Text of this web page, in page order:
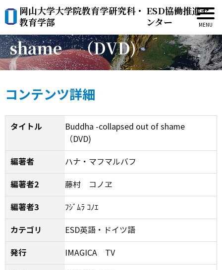
岡山大学大学院教育学研究科・
教育学部
ESD協働推進セ
ンター
Buddha -collapsed out of
shame （DVD)
コンテンツ詳細
タイトル
Buddha -collapsed out of shame
（DVD)
編著者 ハナ・マフマルバフ
編著者2 藤村 コノヱ
編著者3 ﾌｼﾞﾑﾗ ｺﾉｴ
カテゴリ ESD英語・ドイツ語
発行 IMAGICA TV